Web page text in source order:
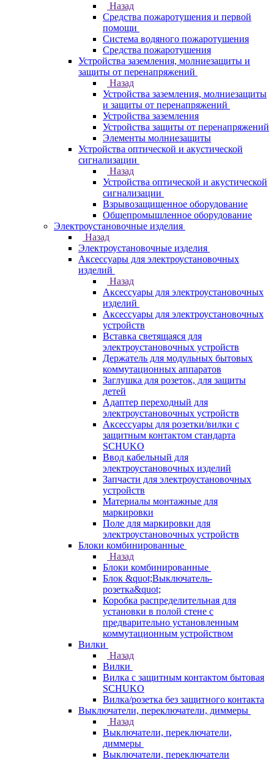
Назад
Средства пожаротушения и первой
помощи
Система водяного пожаротушения
Средства пожаротушения
Устройства заземления, молниезащиты и
защиты от перенапряжений
Назад
Устройства заземления, молниезащиты
и защиты от перенапряжений
Устройства заземления
Устройства защиты от перенапряжений
Элементы молниезащиты
Устройства оптической и акустической
сигнализации
Назад
Устройства оптической и акустической
сигнализации
Взрывозащищенное оборудование
Общепромышленное оборудование
Электроустановочные изделия
Назад
Электроустановочные изделия
Аксессуары для электроустановочных
изделий
Назад
Аксессуары для электроустановочных
изделий
Аксессуары для электроустановочных
устройств
Вставка светящаяся для
электроустановочных устройств
Держатель для модульных бытовых
коммутационных аппаратов
Заглушка для розеток, для защиты
детей
Адаптер переходный для
электроустановочных устройств
Аксессуары для розетки/вилки с
защитным контактом стандарта
SCHUKO
Ввод кабельный для
электроустановочных изделий
Запчасти для электроустановочных
устройств
Материалы монтажные для
маркировки
Поле для маркировки для
электроустановочных устройств
Блоки комбинированные
Назад
Блоки комбинированные
Блок &quot;Выключатель-
розетка&quot;
Коробка распределительная для
установки в полой стене с
предварительно установленным
коммутационным устройством
Вилки
Назад
Вилки
Вилка с защитным контактом бытовая
SCHUKO
Вилка/розетка без защитного контакта
Выключатели, переключатели, диммеры
Назад
Выключатели, переключатели,
диммеры
Выключатели, переключатели